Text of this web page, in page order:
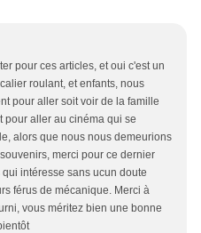
pour ces articles, et oui c'est un
roulant, et enfants, nous
pour aller soit voir de la famille
pour aller au cinéma qui se
alors que nous nous demeurions
merci pour ce dernier
intéresse sans ucun doute
férus de mécanique. Merci à
vous méritez bien une bonne